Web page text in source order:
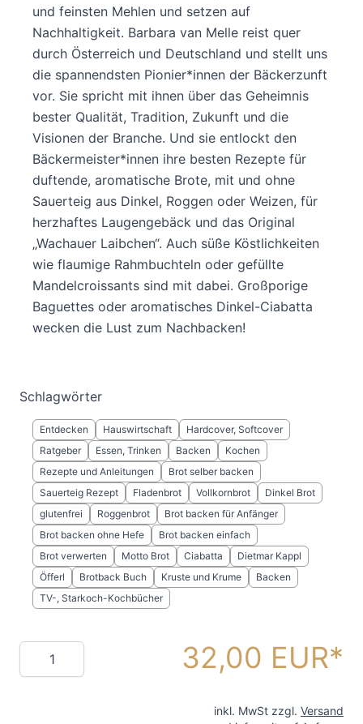
und feinsten Mehlen und setzen auf
Nachhaltigkeit. Barbara van Melle reist quer
durch Österreich und Deutschland und stellt uns
die spannendsten Pionier*innen der Bäckerzunft
vor. Sie spricht mit ihnen über das Geheimnis
bester Qualität, Tradition, Zukunft und die
Visionen der Branche. Und sie entlockt den
Bäckermeister*innen ihre besten Rezepte für
duftende, aromatische Brote, mit und ohne
Sauerteig aus Dinkel, Roggen oder Weizen, für
herzhaftes Laugengebäck und das Original
„Wachauer Laibchen“. Auch süße Köstlichkeiten
wie flaumige Rahmbuchteln oder gefüllte
Mandelcroissants sind mit dabei. Großporige
Baguettes oder aromatisches Dinkel-Ciabatta
wecken die Lust zum Nachbacken!
Schlagwörter
Entdecken Hauswirtschaft
Hardcover, Softcover
Ratgeber
Essen, Trinken Backen
Kochen
Rezepte und Anleitungen
Brot selber backen
Sauerteig Rezept
Fladenbrot Vollkornbrot
Dinkel Brot
glutenfrei
Roggenbrot
Brot backen für Anfänger
Brot backen ohne Hefe
Brot backen einfach
Brot verwerten
Motto Brot Ciabatta
Dietmar Kappl
Öfferl
Brotback Buch Kruste und Krume
Backen
TV-, Starkoch-Kochbücher
Menge 32,00 EUR
inkl. MwSt zzgl. Versand